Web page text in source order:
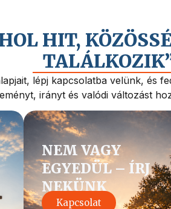
HIT,
lépj kapcsolatba velünk, és
irányt és valódi változást
NEM VAGY
EGYEDÜL – ÍRJ
NEKÜNK
Kapcsolat